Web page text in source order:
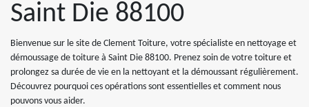
Saint Die 88100
Bienvenue sur le site de Clement Toiture, votre spécialiste en nettoyage et
démoussage de toiture à Saint Die 88100. Prenez soin de votre toiture et
prolongez sa durée de vie en la nettoyant et la démoussant régulièrement.
Découvrez pourquoi ces opérations sont essentielles et comment nous
pouvons vous aider.